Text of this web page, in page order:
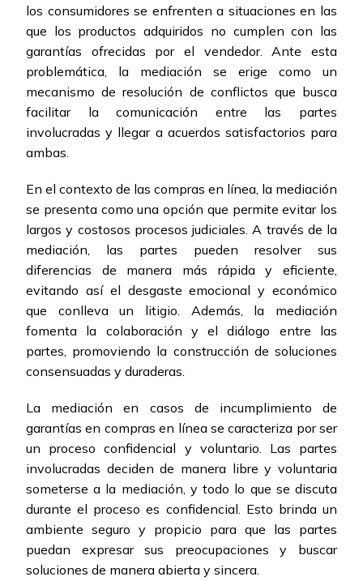
los consumidores se enfrenten a situaciones en las
que los productos adquiridos no cumplen con las
garantías ofrecidas por el vendedor. Ante esta
problemática, la mediación se erige como un
mecanismo de resolución de conflictos que busca
facilitar la comunicación entre las partes
involucradas y llegar a acuerdos satisfactorios para
ambas.
En el contexto de las compras en línea, la mediación
se presenta como una opción que permite evitar los
largos y costosos procesos judiciales. A través de la
mediación, las partes pueden resolver sus
diferencias de manera más rápida y eficiente,
evitando así el desgaste emocional y económico
que conlleva un litigio. Además, la mediación
fomenta la colaboración y el diálogo entre las
partes, promoviendo la construcción de soluciones
consensuadas y duraderas.
La mediación en casos de incumplimiento de
garantías en compras en línea se caracteriza por ser
un proceso confidencial y voluntario. Las partes
involucradas deciden de manera libre y voluntaria
someterse a la mediación, y todo lo que se discuta
durante el proceso es confidencial. Esto brinda un
ambiente seguro y propicio para que las partes
puedan expresar sus preocupaciones y buscar
soluciones de manera abierta y sincera.